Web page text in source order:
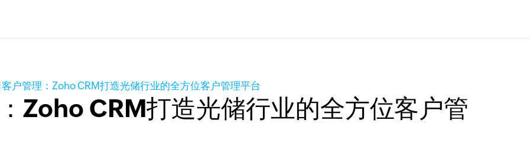
户管理：Zoho CRM打造光储行业的全方位客户管理平台
Zoho CRM打造光储行业的全方位客户管